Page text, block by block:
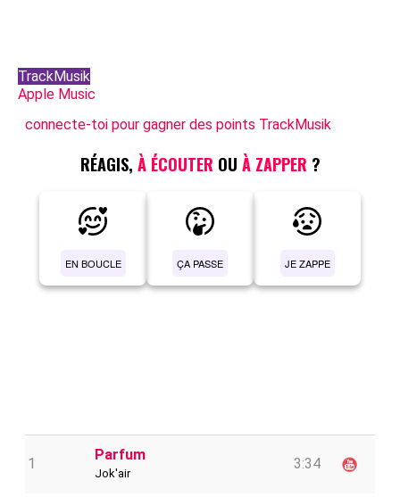
TrackMusik
Apple Music
connecte-toi pour gagner des points TrackMusik
RÉAGIS, À ÉCOUTER OU À ZAPPER ?
EN BOUCLE ÇA PASSE JE ZAPPE
1
Parfum
Jok'air
3:34